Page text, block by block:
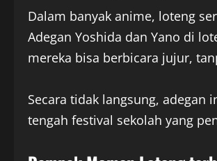
Dalam banyak anime, loteng
Adegan Yoshida dan Yano di
mereka bisa berbicara jujur,
Secara tidak langsung, adegan
tengah festival sekolah yang